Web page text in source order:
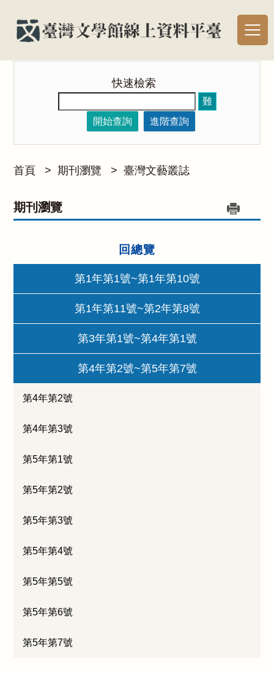
快速檢索
難
開始查詢
進階查詢
首頁 > 期刊瀏覽 > 臺灣文藝叢誌
期刊瀏覽
回總覽
第1年第1號~第1年第10號
第1年第11號~第2年第8號
第3年第1號~第4年第1號
第4年第2號~第5年第7號
第4年第2號
第4年第3號
第5年第1號
第5年第2號
第5年第3號
第5年第4號
第5年第5號
第5年第6號
第5年第7號